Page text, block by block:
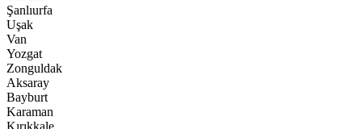
Şanlıurfa
Uşak
Van
Yozgat
Zonguldak
Aksaray
Bayburt
Karaman
Kırıkkale